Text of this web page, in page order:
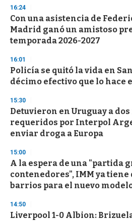
16:24
Con una asistencia de
Madrid ganó un amistoso
temporada 2026-2027
16:01
Policía se quitó la vida en
décimo efectivo que lo hace
15:30
Detuvieron en Uruguay a
requeridos por Interpol
enviar droga a Europa
15:00
A la espera de una "partida
contenedores", IMM ya
barrios para el nuevo
14:50
Liverpool 1-0 Albion: